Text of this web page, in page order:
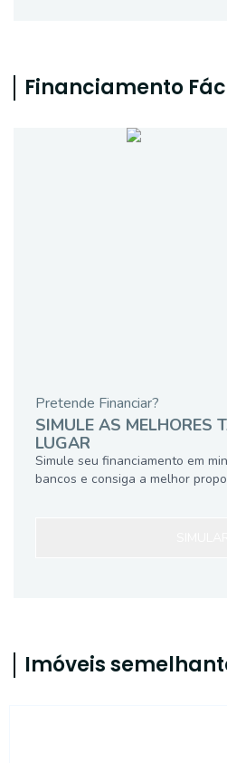
Financiamento
Pretende Financiar?
SIMULE AS MELHORES
LUGAR
Simule seu financiamento em
bancos e consiga a melhor
Imóveis